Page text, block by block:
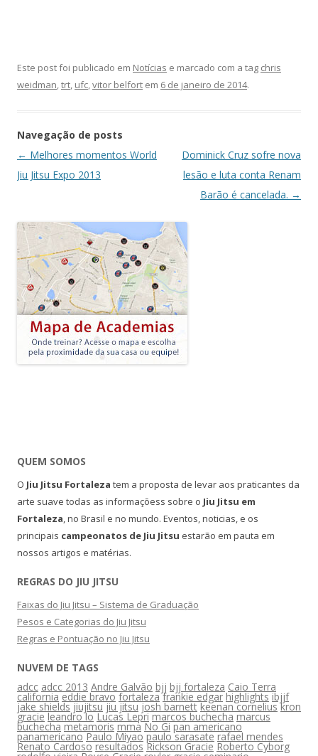
Este post foi publicado em Notícias e marcado com a tag chris
weidman,trt, ufc,vitor belfort em 6 de janeiro de 2014.
Navegação de posts
← Melhores momentos World
Jiu Jitsu Expo 2013
Dominick Cruz sofre nova
lesão e luta conta Renam
Barão é cancelada. →
QUEM SOMOS
O Jiu Jitsu Fortaleza tem a proposta de levar aos praticantes da
arte suave todas as informaçõess sobre o Jiu Jitsu em
Fortaleza, no Brasil e no mundo. Eventos, noticias, e os
principais campeonatos de Jiu Jitsu estarão em pauta em
nossos artigos e matérias.
REGRAS DO JIU JITSU
Faixas do Jiu Jitsu – Sistema de Graduação
Pesos e Categorias do Jiu Jitsu
Regras e Pontuação no Jiu Jitsu
NUVEM DE TAGS
adcc adcc 2013 Andre Galvão bjj bjj fortaleza Caio Terra
california eddie bravo fortaleza frankie edgar highlights ibjjf
jake shields jiujitsu jiu jitsu josh barnett keenan cornelius kron
gracie leandro lo Lucas Lepri marcos buchecha marcus
buchecha metamoris mma No Gi pan americano
panamericano Paulo Miyao paulo sarasate rafael mendes
Renato Cardoso resultados Rickson Gracie Roberto Cyborg